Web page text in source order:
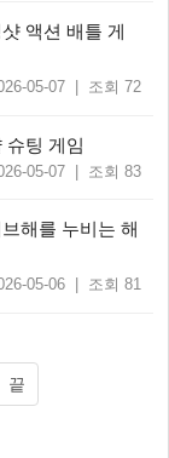
액션 배틀 게
05-07 | 조회 72
슈팅 게임
05-07 | 조회 83
해를 누비는 해
05-06 | 조회 81
끝